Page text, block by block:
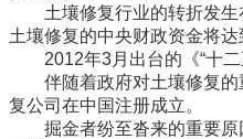
土壤修复行业的转折发生在
土壤修复的中央财政资金将达
2012年3月出台的《“十二
伴随着政府对土壤修复的重
复公司在中国注册成立。
掘金者纷至沓来的重要原因